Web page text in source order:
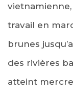
travail en
brunes
des rivières
atteint